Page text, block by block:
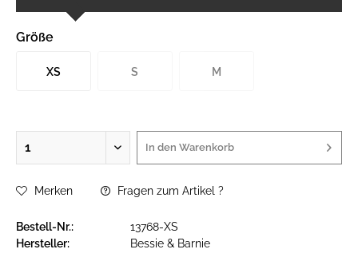
Größe
XS S M
In den Warenkorb
Merken Fragen zum Artikel ?
Bestell-Nr.:
13768-XS
Hersteller:
Bessie & Barnie